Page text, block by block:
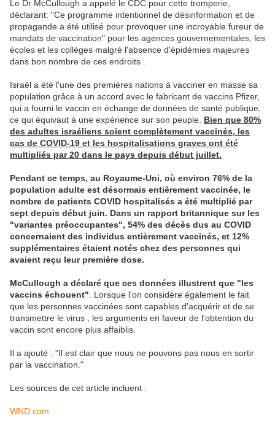
Le Dr McCullough a appelé le CDC pour cette tromperie,
déclarant: "Ce programme intentionnel de désinformation et de
propagande a été utilisé pour provoquer une incroyable fureur de
mandats de vaccination" pour les agences gouvernementales, les
écoles et les collèges malgré l'absence d'épidémies majeures
dans bon nombre de ces endroits .
Israël a été l'une des premières nations à vacciner en masse sa
population grâce à un accord avec le fabricant de vaccins Pfizer,
qui a fourni le vaccin en échange de données de santé publique,
ce qui équivaut à une expérience sur son peuple. Bien que 80%
des adultes israéliens soient complètement vaccinés, les
cas de COVID-19 et les hospitalisations graves ont été
multipliés par 20 dans le pays depuis début juillet.
Pendant ce temps, au Royaume-Uni, où environ 76% de la
population adulte est désormais entièrement vaccinée, le
nombre de patients COVID hospitalisés a été multiplié par
sept depuis début juin. Dans un rapport britannique sur les
"variantes préoccupantes", 54% des décès dus au COVID
concernaient des individus entièrement vaccinés, et 12%
supplémentaires étaient notés chez des personnes qui
avaient reçu leur première dose.
McCullough a déclaré que ces données illustrent que "les
vaccins échouent" . Lorsque l'on considère également le fait
que les personnes vaccinées sont capables d'acquérir et de se
transmettre le virus , les arguments en faveur de l'obtention du
vaccin sont encore plus affaiblis.
Il a ajouté : "Il est clair que nous ne pouvons pas nous en sortir
par la vaccination."
Les sources de cet article incluent :
WND.com